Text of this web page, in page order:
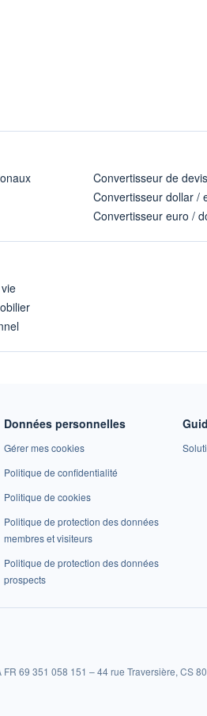
Convertisseur de
Convertisseur dollar /
Convertisseur euro /
Données personnelles
Gérer mes cookies
Politique de confidentialité
Politique de cookies
Politique de protection des données
membres et visiteurs
Politique de protection des données
prospects
69 351 058 151 – 44 rue Traversière, CS